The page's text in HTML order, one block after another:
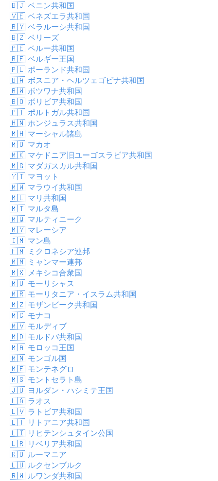
🇧🇯 ベニン共和国
🇻🇪 ベネズエラ共和国
🇧🇾 ベラルーシ共和国
🇧🇿 ベリーズ
🇵🇪 ペルー共和国
🇧🇪 ベルギー王国
🇵🇱 ポーランド共和国
🇧🇦 ボスニア・ヘルツェゴビナ共和国
🇧🇼 ボツワナ共和国
🇧🇴 ボリビア共和国
🇵🇹 ポルトガル共和国
🇭🇳 ホンジュラス共和国
🇲🇭 マーシャル諸島
🇲🇴 マカオ
🇲🇰 マケドニア旧ユーゴスラビア共和国
🇲🇬 マダガスカル共和国
🇾🇹 マヨット
🇲🇼 マラウイ共和国
🇲🇱 マリ共和国
🇲🇹 マルタ島
🇲🇶 マルティニーク
🇲🇾 マレーシア
🇮🇲 マン島
🇫🇲 ミクロネシア連邦
🇲🇲 ミャンマー連邦
🇲🇽 メキシコ合衆国
🇲🇺 モーリシャス
🇲🇷 モーリタニア・イスラム共和国
🇲🇿 モザンビーク共和国
🇲🇨 モナコ
🇲🇻 モルディブ
🇲🇩 モルドバ共和国
🇲🇦 モロッコ王国
🇲🇳 モンゴル国
🇲🇪 モンテネグロ
🇲🇸 モントセラト島
🇯🇴 ヨルダン・ハシミテ王国
🇱🇦 ラオス
🇱🇻 ラトビア共和国
🇱🇹 リトアニア共和国
🇱🇮 リヒテンシュタイン公国
🇱🇷 リベリア共和国
🇷🇴 ルーマニア
🇱🇺 ルクセンブルク
🇷🇼 ルワンダ共和国